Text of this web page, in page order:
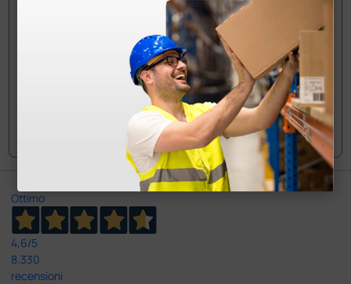
- 03/09/2020
Gentile cliente, la calzata è regolare. Ad ogni
modo qualora fosse necessario potrà esercitare
il diritto di recesso e restituire il prodotto entro
14 giorni dalla sua ricezione. Cordiali saluti
Ottimo
4,6/5
8.330
recensioni